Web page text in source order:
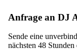
Anfrage an DJ
Sende eine
nächsten 48